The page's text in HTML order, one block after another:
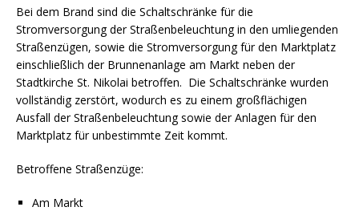
Bei dem Brand sind die Schaltschränke für die
Stromversorgung der Straßenbeleuchtung in den umliegenden
Straßenzügen, sowie die Stromversorgung für den Marktplatz
einschließlich der Brunnenanlage am Markt neben der
Stadtkirche St. Nikolai betroffen. Die Schaltschränke wurden
vollständig zerstört, wodurch es zu einem großflächigen
Ausfall der Straßenbeleuchtung sowie der Anlagen für den
Marktplatz für unbestimmte Zeit kommt.
Betroffene Straßenzüge:
Am Markt